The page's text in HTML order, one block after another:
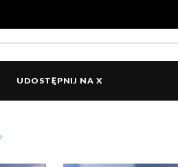
UDOSTĘPNIJ NA X